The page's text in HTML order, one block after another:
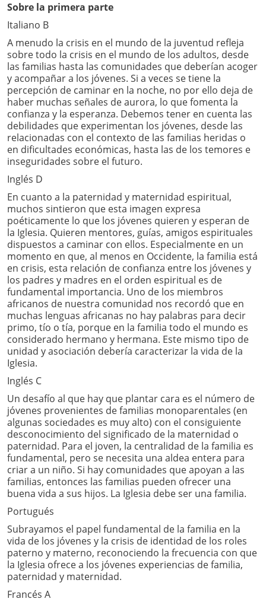
Sobre la primera parte
Italiano B
A menudo la crisis en el mundo de la juventud refleja
sobre todo la crisis en el mundo de los adultos, desde
las familias hasta las comunidades que deberían acoger
y acompañar a los jóvenes. Si a veces se tiene la
percepción de caminar en la noche, no por ello deja de
haber muchas señales de aurora, lo que fomenta la
confianza y la esperanza. Debemos tener en cuenta las
debilidades que experimentan los jóvenes, desde las
relacionadas con el contexto de las familias heridas o
en dificultades económicas, hasta las de los temores e
inseguridades sobre el futuro.
Inglés D
En cuanto a la paternidad y maternidad espiritual,
muchos sintieron que esta imagen expresa
poéticamente lo que los jóvenes quieren y esperan de
la Iglesia. Quieren mentores, guías, amigos espirituales
dispuestos a caminar con ellos. Especialmente en un
momento en que, al menos en Occidente, la familia está
en crisis, esta relación de confianza entre los jóvenes y
los padres y madres en el orden espiritual es de
fundamental importancia. Uno de los miembros
africanos de nuestra comunidad nos recordó que en
muchas lenguas africanas no hay palabras para decir
primo, tío o tía, porque en la familia todo el mundo es
considerado hermano y hermana. Este mismo tipo de
unidad y asociación debería caracterizar la vida de la
Iglesia.
Inglés C
Un desafío al que hay que plantar cara es el número de
jóvenes provenientes de familias monoparentales (en
algunas sociedades es muy alto) con el consiguiente
desconocimiento del significado de la maternidad o
paternidad. Para el joven, la centralidad de la familia es
fundamental, pero se necesita una aldea entera para
criar a un niño. Si hay comunidades que apoyan a las
familias, entonces las familias pueden ofrecer una
buena vida a sus hijos. La Iglesia debe ser una familia.
Portugués
Subrayamos el papel fundamental de la familia en la
vida de los jóvenes y la crisis de identidad de los roles
paterno y materno, reconociendo la frecuencia con que
la Iglesia ofrece a los jóvenes experiencias de familia,
paternidad y maternidad.
Francés A